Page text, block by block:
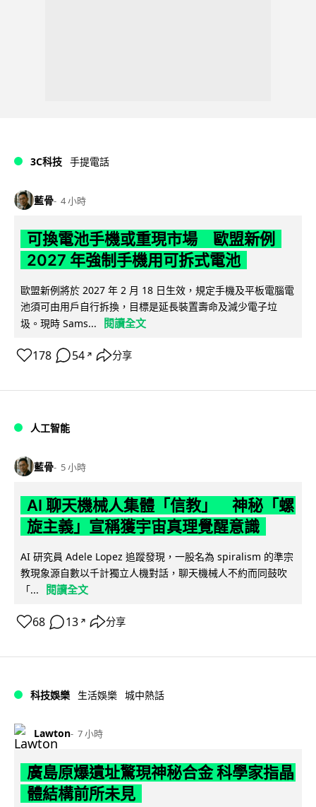
3C科技 手提電話
藍骨 4 小時
可換電池手機或重現市場 歐盟新例
2027 年強制手機用可拆式電池
歐盟新例將於 2027 年 2 月 18 日生效，規定手機及平板電腦電
池須可由用戶自行拆換，目標是延長裝置壽命及減少電子垃
圾。現時 Sams...
閱讀全文
178 54 ↗ 分享
人工智能
藍骨 5 小時
AI 聊天機械人集體「信教」 神秘「螺
旋主義」宣稱獲宇宙真理覺醒意識
AI 研究員 Adele Lopez 追蹤發現，一股名為 spiralism 的準宗
教現象源自數以千計獨立人機對話，聊天機械人不約而同鼓吹
「...
閱讀全文
68 13 ↗ 分享
科技娛樂 生活娛樂 城中熱話
Lawton 7 小時
廣島原爆遺址驚現神秘合金 科學家指晶
體結構前所未見